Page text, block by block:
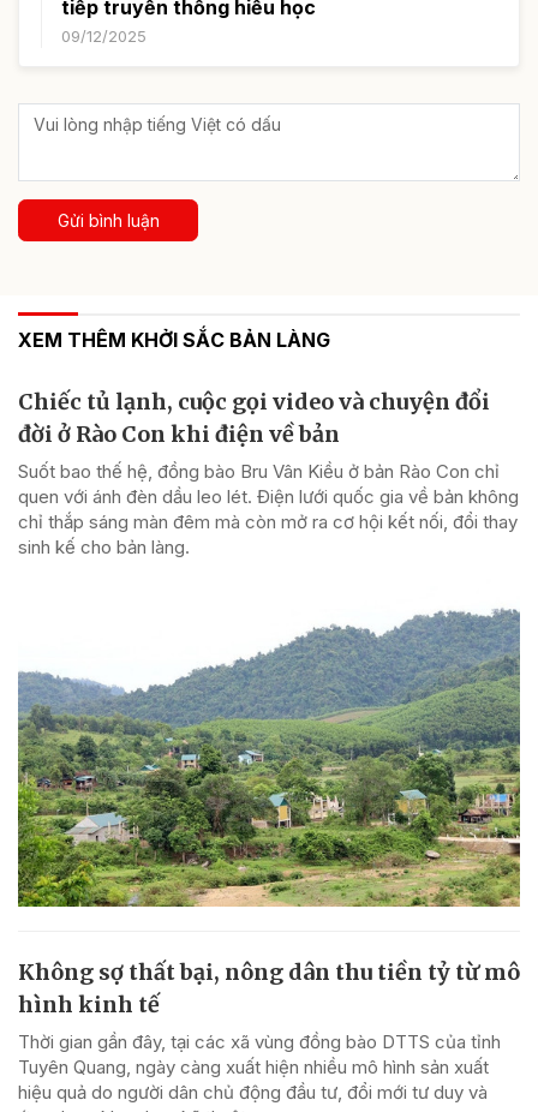
tiếp truyền thống hiếu học
09/12/2025
Gửi bình luận
XEM THÊM KHỞI SẮC BẢN LÀNG
Chiếc tủ lạnh, cuộc gọi video và chuyện đổi
đời ở Rào Con khi điện về bản
Suốt bao thế hệ, đồng bào Bru Vân Kiều ở bản Rào Con chỉ
quen với ánh đèn dầu leo lét. Điện lưới quốc gia về bản không
chỉ thắp sáng màn đêm mà còn mở ra cơ hội kết nối, đổi thay
sinh kế cho bản làng.
Không sợ thất bại, nông dân thu tiền tỷ từ mô
hình kinh tế
Thời gian gần đây, tại các xã vùng đồng bào DTTS của tỉnh
Tuyên Quang, ngày càng xuất hiện nhiều mô hình sản xuất
hiệu quả do người dân chủ động đầu tư, đổi mới tư duy và